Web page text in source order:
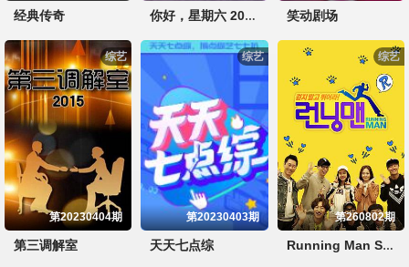
经典传奇 你好，星期六 2022 笑动剧场
综艺
第20230404期
第三调解室
综艺
第20230403期
天天七点综
综艺
第260802期
Running Man SBS综艺